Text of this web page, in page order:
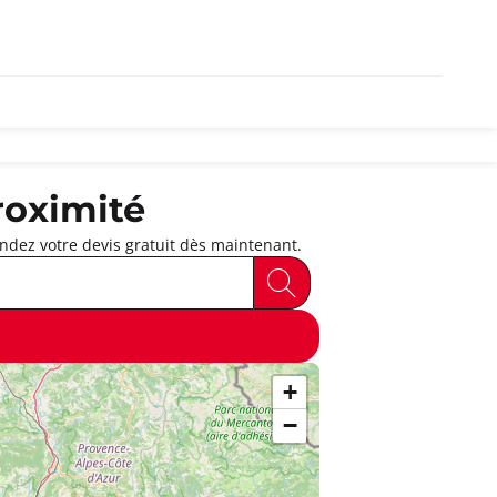
votre devis gratuit dès maintenant.
+
−